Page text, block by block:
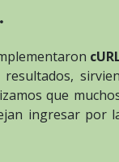
que
ingresar por